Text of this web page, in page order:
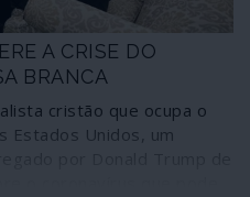
A CRISE DO
BRANCA
cristão que ocupa o
Estados Unidos, um